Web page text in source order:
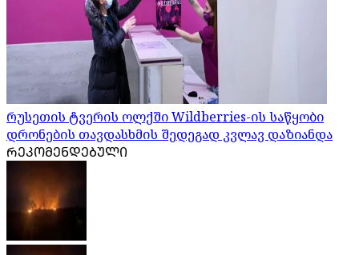
რუსეთის ტვერის ოლქში Wildberries-ის საწყობი
დრონების თავდასხმის შედეგად კვლავ დაზიანდა
ᲠᲔᲙᲝᲛᲔᲜᲓᲔᲑᲣᲚᲘ